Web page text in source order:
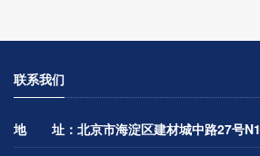
联系我们
地 址：北京市海淀区建材城中路27号N1